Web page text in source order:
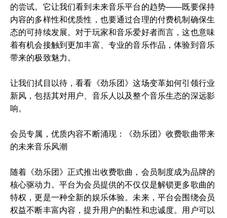
的尝试。它让我们看到未来音乐平台的趋势——既要保持
内容的多样性和优质性，也要通过合理的付费机制确保生
态的可持续发展。对于玩家和音乐爱好者而言，这也意味
着有机会接触到更加丰富、专业的音乐作品，体验到音乐
带来的极致魅力。
让我们拭目以待，看看《劲乐团》这场变革如何引领行业
新风，包括其对用户、音乐人以及整个音乐生态的深远影
响。
会员专属，优质内容不断涌现：《劲乐团》收费歌曲带来
的未来音乐风潮
随着《劲乐团》正式推出收费歌曲，会员制度成为品牌的
核心驱动力。平台为会员提供的不仅仅是解锁更多歌曲的
特权，更是一种全新的娱乐体验。未来，平台会围绕会员
权益不断丰富内容，提升用户的黏性和忠诚度。用户可以